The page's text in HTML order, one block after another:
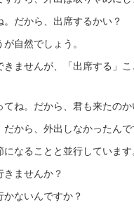
から、出席するかい？
自然でしょう。
ませんが、「出席する」
だから、君も来たのか
、外出しなかったんで
なることと並行しています
ませんか？
いんですか？